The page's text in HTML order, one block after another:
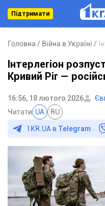
Підтримати
Головна Війна в Україні
Інтерлегіон
Кривий Ріг —
16:56, 18 лютого 2026
Читати UA RU
1KR.UA в Telegram